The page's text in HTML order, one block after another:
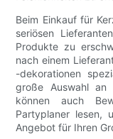
Beim Einkauf für
seriösen
Produkte zu
nach einem
-dekorationen
große Auswahl an
können auch
Partyplaner lesen,
Angebot für Ihren